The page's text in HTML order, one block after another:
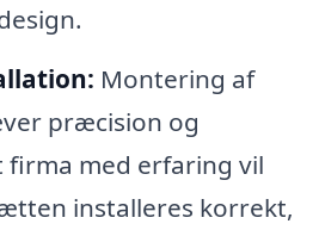
Montering af
præcision og
firma med erfaring vil
installeres korrekt,